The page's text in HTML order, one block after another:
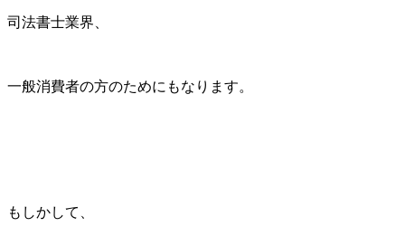
司法書士業界、
一般消費者の方のためにもなります。
もしかして、